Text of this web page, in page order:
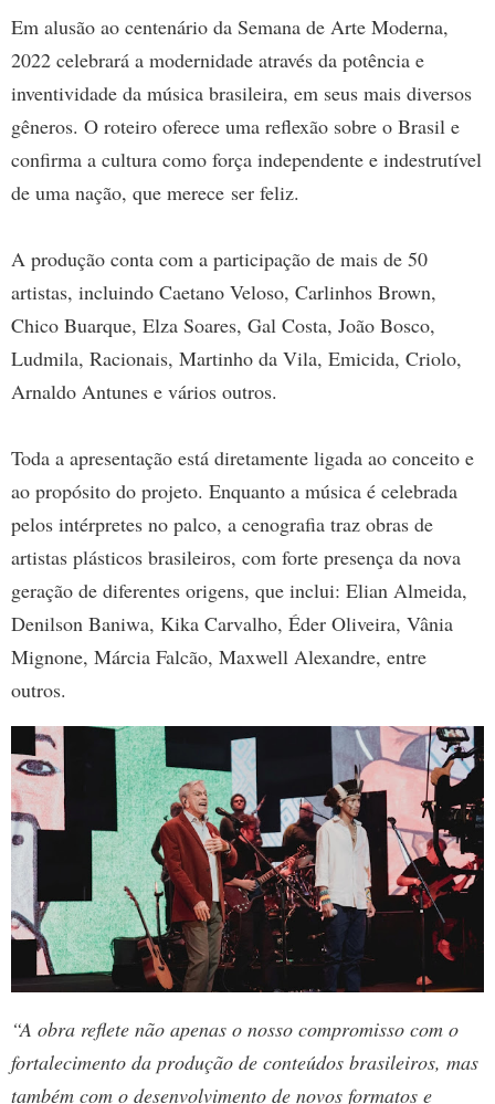
Em alusão ao centenário da Semana de Arte Moderna,
2022 celebrará a modernidade através da potência e
inventividade da música brasileira, em seus mais diversos
gêneros. O roteiro oferece uma reflexão sobre o Brasil e
confirma a cultura como força independente e indestrutível
de uma nação, que merece ser feliz.
A produção conta com a participação de mais de 50
artistas, incluindo Caetano Veloso, Carlinhos Brown,
Chico Buarque, Elza Soares, Gal Costa, João Bosco,
Ludmila, Racionais, Martinho da Vila, Emicida, Criolo,
Arnaldo Antunes e vários outros.
Toda a apresentação está diretamente ligada ao conceito e
ao propósito do projeto. Enquanto a música é celebrada
pelos intérpretes no palco, a cenografia traz obras de
artistas plásticos brasileiros, com forte presença da nova
geração de diferentes origens, que inclui: Elian Almeida,
Denilson Baniwa, Kika Carvalho, Éder Oliveira, Vânia
Mignone, Márcia Falcão, Maxwell Alexandre, entre
outros.
“A obra reflete não apenas o nosso compromisso com o
fortalecimento da produção de conteúdos brasileiros, mas
também com o desenvolvimento de novos formatos e